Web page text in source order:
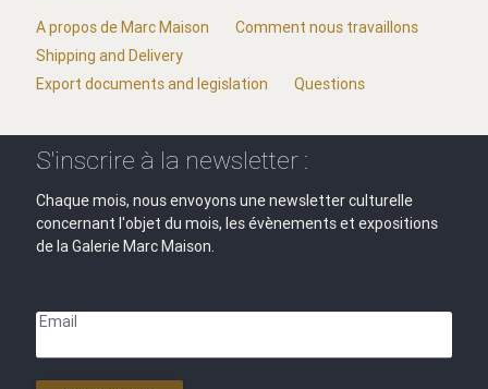
A propos de Marc Maison
Comment nous travaillons
Shipping and Delivery
Export documents and legislation
Questions
S'inscrire à la newsletter :
Chaque mois, nous envoyons une newsletter culturelle
concernant l'objet du mois, les évènements et expositions
de la Galerie Marc Maison.
Email